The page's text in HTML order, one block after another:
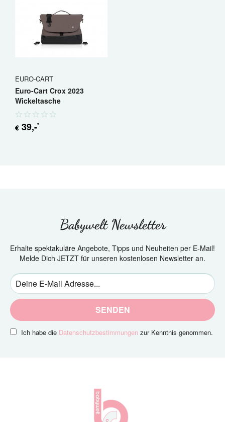
EURO-CART
Euro-Cart Crox 2023
Wickeltasche
€ 39,-*
Babywelt Newsletter
Erhalte spektakuläre Angebote, Tipps und Neuheiten per E-Mail!
Melde Dich JETZT für unseren kostenlosen Newsletter an.
SENDEN
Ich habe die Datenschutzbestimmungen zur Kenntnis genommen.